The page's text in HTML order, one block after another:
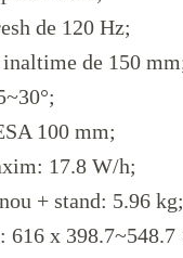
de 120 Hz;
de 150
100 mm;
17.8 W/h;
+ stand: 5.96 kg;
616 x 398.7~548.7